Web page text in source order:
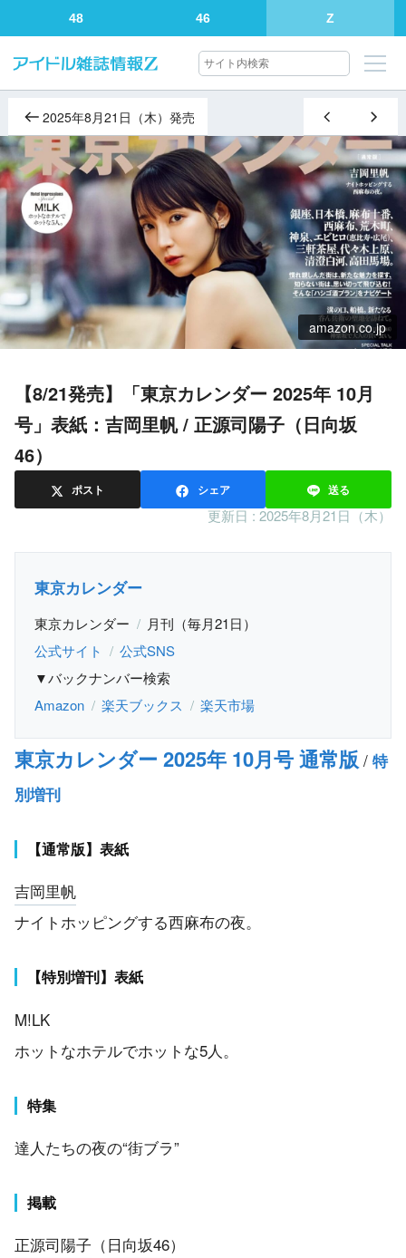
48 46 Z
2025年8月21日（木）発売
amazon.co.jp
【8/21発売】「東京カレンダー 2025年 10月
号」表紙：吉岡里帆 / 正源司陽子（日向坂
46）
ポスト シェア 送る
更新日 : 2025年8月21日（木）
東京カレンダー
東京カレンダー
月刊（毎月21日）
公式サイト
公式SNS
▼バックナンバー検索
Amazon
楽天ブックス 楽天市場
東京カレンダー 2025年 10月号 通常版 / 特
別増刊
【通常版】表紙
吉岡里帆
ナイトホッピングする西麻布の夜。
【特別増刊】表紙
M!LK
ホットなホテルでホットな5人。
特集
達人たちの夜の“街ブラ”
掲載
正源司陽子 （日向坂46）